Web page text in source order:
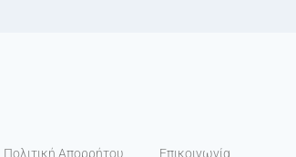
Πολιτική Απορρήτου Επικοινωνία